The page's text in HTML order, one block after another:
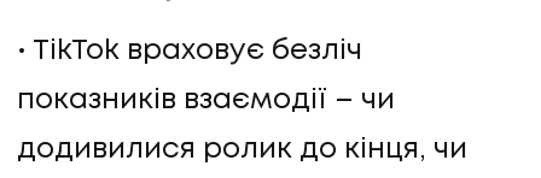
TikTok враховує безліч
показників взаємодії – чи
додивилися ролик до кінця, чи